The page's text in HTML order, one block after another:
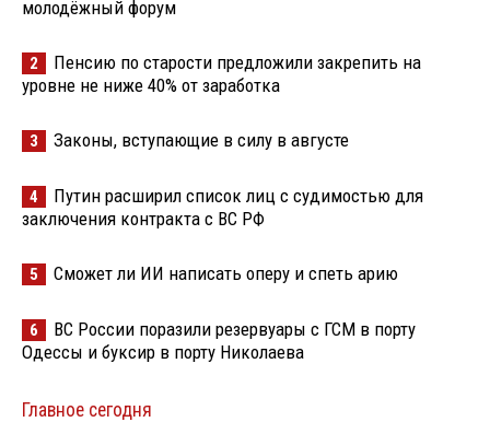
молодёжный форум
2
Пенсию по старости предложили закрепить на
уровне не ниже 40% от заработка
3 Законы, вступающие в силу в августе
4
Путин расширил список лиц с судимостью для
заключения контракта с ВС РФ
5 Сможет ли ИИ написать оперу и спеть арию
6
ВС России поразили резервуары с ГСМ в порту
Одессы и буксир в порту Николаева
Главное сегодня